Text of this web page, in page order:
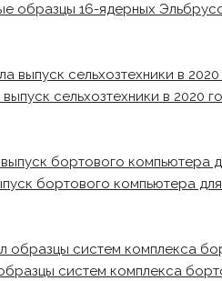
образцы 16-ядерных
сельхозтехники в 2020
бортового компьютера
систем комплекса